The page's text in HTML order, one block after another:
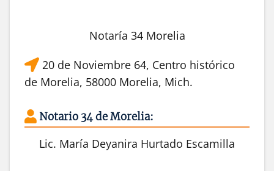
Notaría 34 Morelia
20 de Noviembre 64, Centro histórico
de Morelia, 58000 Morelia, Mich.
Notario 34 de Morelia:
Lic. María Deyanira Hurtado Escamilla